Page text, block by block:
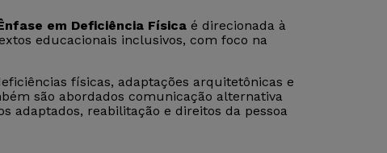
em Deficiência Física é direcionada à
educacionais inclusivos, com foco na
físicas, adaptações arquitetônicas e
são abordados comunicação alternativa
adaptados, reabilitação e direitos da pessoa